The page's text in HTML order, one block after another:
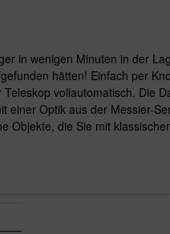
in wenigen Minuten in der
hätten! Einfach per
vollautomatisch. Die
einer Optik aus der Messier-
Objekte, die Sie mit